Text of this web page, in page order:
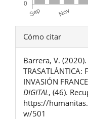
Detalles
del
artículo
Cómo citar
Barrera, V. (2020).
TRASATLÁNTICA:
INVASIÓN
DIGITAL, (46).
https://
w/501